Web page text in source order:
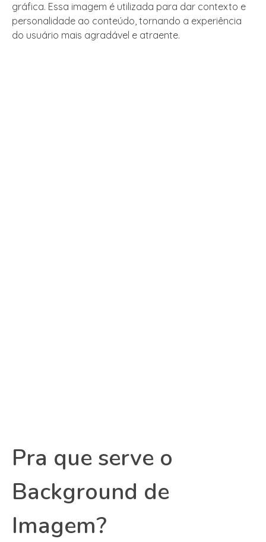
gráfica. Essa imagem é utilizada para dar contexto e
personalidade ao conteúdo, tornando a experiência
do usuário mais agradável e atraente.
Pra que serve o
Background de
Imagem?